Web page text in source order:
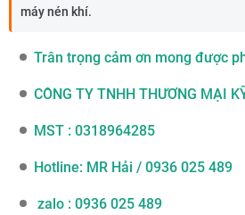
máy nén khí.
Trân trọng cảm ơn mong được
CÔNG TY TNHH THƯƠNG MẠI
MST : 0318964285
Hotline: MR Hải / 0936 025 489
zalo : 0936 025 489